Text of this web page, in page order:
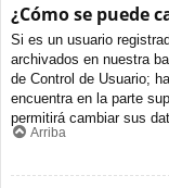
¿Cómo se puede
Si es un usuario
archivados en nuestra
de Control de Usuario;
encuentra en la parte
permitirá cambiar sus
Arriba